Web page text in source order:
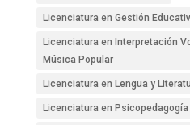
Licenciatura en Gestión
Licenciatura en Interpretación
Música Popular
Licenciatura en Lengua y
Licenciatura en Psicopedagogía